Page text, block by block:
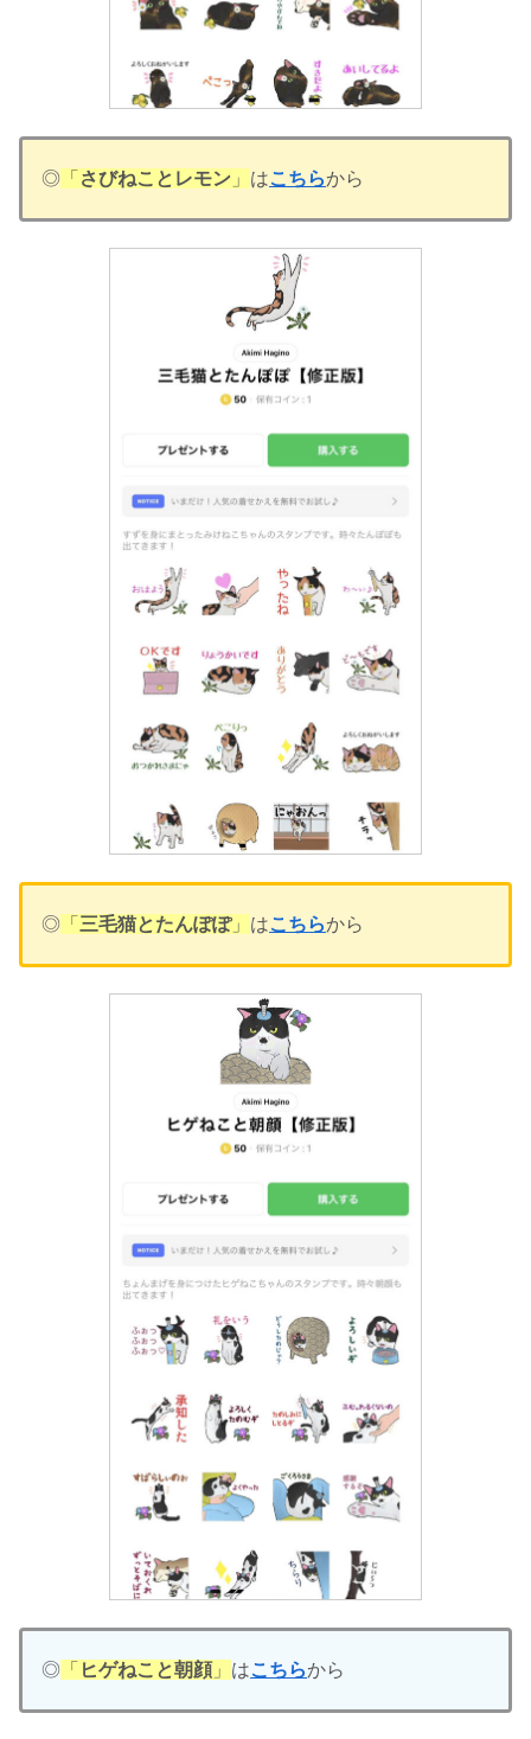
◎ 「 さびねことレモン 」 はこちらから
◎ 「 三毛猫とたんぽぽ」 はこちらから
◎ 「 ヒゲねこと朝顔」 はこちらから